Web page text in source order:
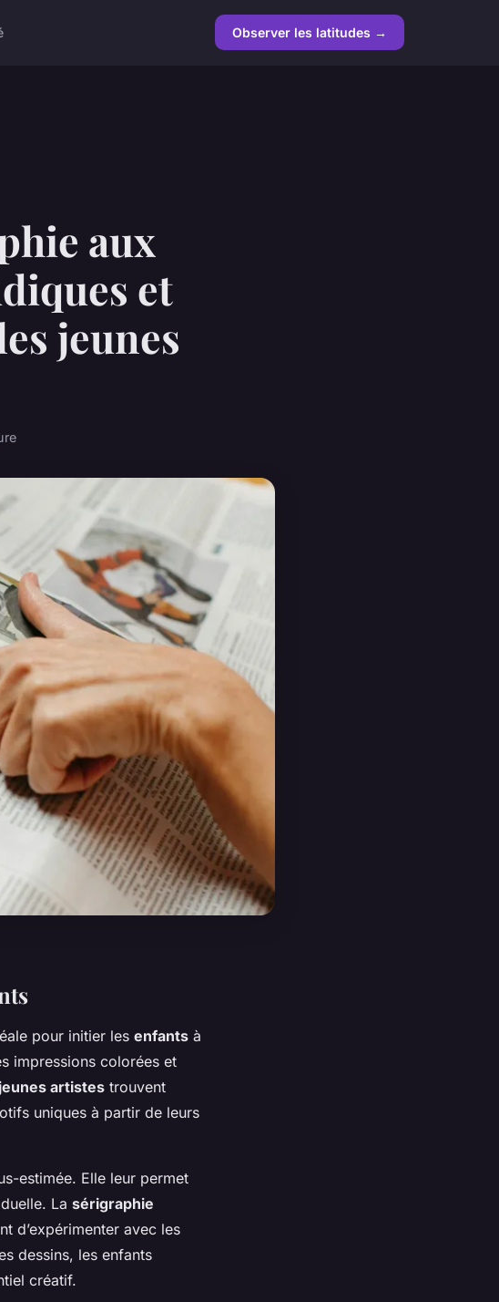
Observer les latitudes →
aux
et
jeunes
pour initier les enfants à
impressions colorées et
jeunes artistes trouvent
uniques à partir de leurs
estimée. Elle leur permet
La sérigraphie
d’expérimenter avec les
dessins, les enfants
créatif.